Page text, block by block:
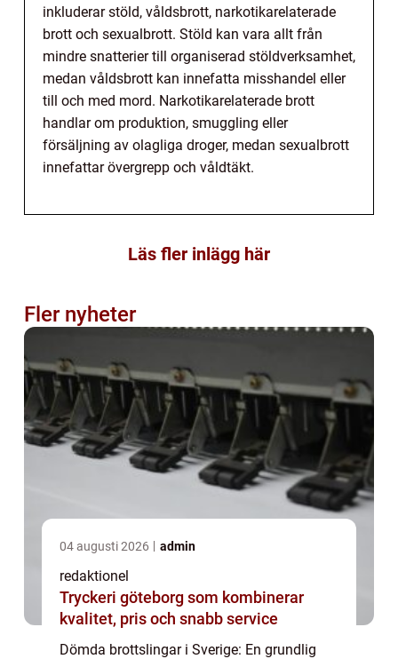
inkluderar stöld, våldsbrott, narkotikarelaterade
brott och sexualbrott. Stöld kan vara allt från
mindre snatterier till organiserad stöldverksamhet,
medan våldsbrott kan innefatta misshandel eller
till och med mord. Narkotikarelaterade brott
handlar om produktion, smuggling eller
försäljning av olagliga droger, medan sexualbrott
innefattar övergrepp och våldtäkt.
Läs fler inlägg här
Fler nyheter
04 augusti 2026 admin
redaktionel
Tryckeri göteborg som kombinerar
kvalitet, pris och snabb service
Dömda brottslingar i Sverige: En grundlig